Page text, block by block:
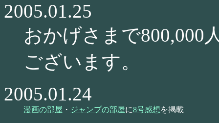
2005.01.25
おかげさまで800,000
ございます。
2005.01.24
漫画の部屋 ・ ジャンプの部屋に8号感想を掲載